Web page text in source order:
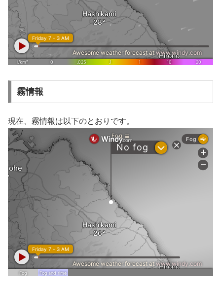
霧情報
現在、霧情報は以下のとおりです。